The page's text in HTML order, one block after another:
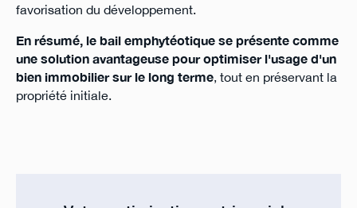
favorisation du développement.
En résumé, le bail emphytéotique se présente comme
une solution avantageuse pour optimiser l'usage d'un
bien immobilier sur le long terme, tout en préservant la
propriété initiale.